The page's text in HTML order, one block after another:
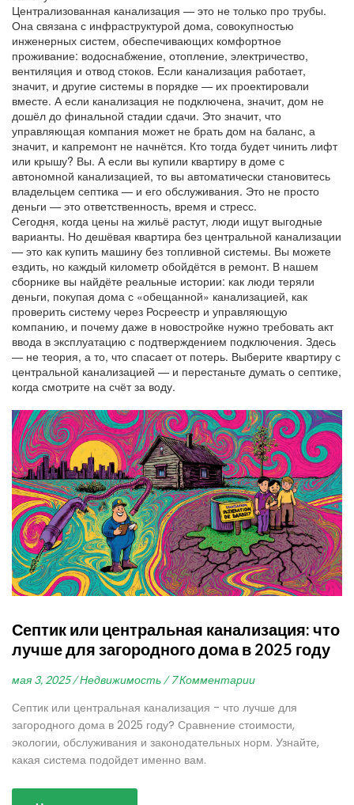
Централизованная канализация — это не только про трубы.
Она связана с инфраструктурой дома, совокупностью
инженерных систем, обеспечивающих комфортное
проживание: водоснабжение, отопление, электричество,
вентиляция и отвод стоков. Если канализация работает,
значит, и другие системы в порядке — их проектировали
вместе. А если канализация не подключена, значит, дом не
дошёл до финальной стадии сдачи. Это значит, что
управляющая компания может не брать дом на баланс, а
значит, и капремонт не начнётся. Кто тогда будет чинить лифт
или крышу? Вы. А если вы купили квартиру в доме с
автономной канализацией, то вы автоматически становитесь
владельцем септика — и его обслуживания. Это не просто
деньги — это ответственность, время и стресс.
Сегодня, когда цены на жильё растут, люди ищут выгодные
варианты. Но дешёвая квартира без центральной канализации
— это как купить машину без топливной системы. Вы можете
ездить, но каждый километр обойдётся в ремонт. В нашем
сборнике вы найдёте реальные истории: как люди теряли
деньги, покупая дома с «обещанной» канализацией, как
проверить систему через Росреестр и управляющую
компанию, и почему даже в новостройке нужно требовать акт
ввода в эксплуатацию с подтверждением подключения. Здесь
— не теория, а то, что спасает от потерь. Выберите квартиру с
центральной канализацией — и перестаньте думать о септике,
когда смотрите на счёт за воду.
Септик или центральная канализация: что
лучше для загородного дома в 2025 году
мая 3, 2025 / Недвижимость / 7 Комментарии
Септик или центральная канализация - что лучше для
загородного дома в 2025 году? Сравнение стоимости,
экологии, обслуживания и законодательных норм. Узнайте,
какая система подойдет именно вам.